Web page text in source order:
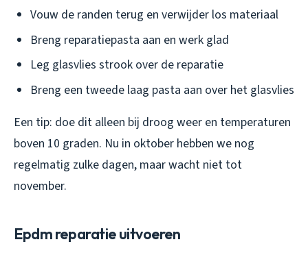
Vouw de randen terug en verwijder los materiaal
Breng reparatiepasta aan en werk glad
Leg glasvlies strook over de reparatie
Breng een tweede laag pasta aan over het glasvlies
Een tip: doe dit alleen bij droog weer en temperaturen
boven 10 graden. Nu in oktober hebben we nog
regelmatig zulke dagen, maar wacht niet tot
november.
Epdm reparatie uitvoeren